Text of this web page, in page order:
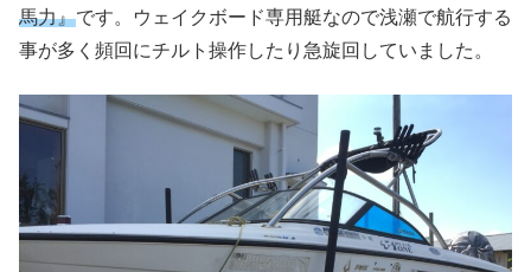
馬力』です。ウェイクボード専用艇なので浅瀬で航行する
事が多く頻回にチルト操作したり急旋回していました。